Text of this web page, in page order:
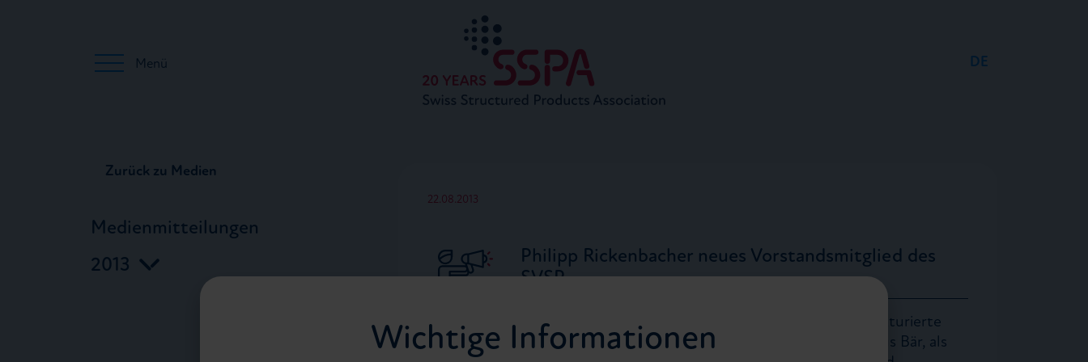
Menü DE
Zurück zu Medien
Medienmitteilungen
2013
22.08.2013
Philipp Rickenbacher neues Vorstandsmitglied des
SVSP
Der Vorstand des Schweizerischen Verbands für Strukturierte
Produkte SVSP wählt Philipp Rickenbacher, Bank Julius Bär, als
Wichtige Informationen